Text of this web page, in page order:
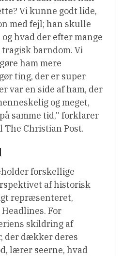
Vi kunne godt lide,
med fejl; han skulle
hvad der efter mange
barndom. Vi
ham mere
ting, der er super
var en side af ham, der
og meget,
samme tid,” forklarer
The Christian Post.
forskellige
af historisk
repræsenteret,
For
skildring af
der dækker deres
lærer seerne, hvad